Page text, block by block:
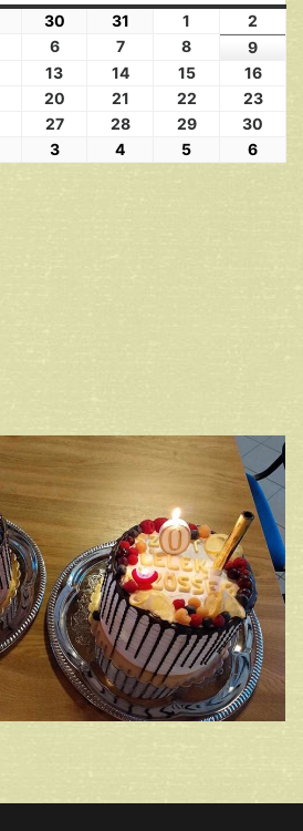
30 31 1
2
6 7 8
9
13 14 15
16
20 21 22
23
27 28 29
30
3 4 5 6